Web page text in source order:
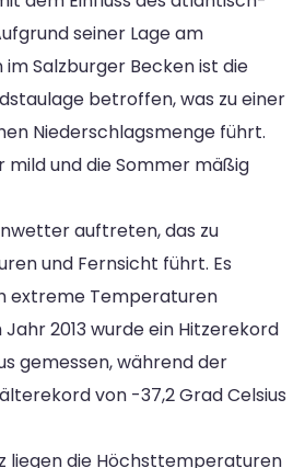
seiner Lage am
Salzburger Becken ist die
betroffen, was zu einer
Niederschlagsmenge führt.
mild und die Sommer mäßig
auftreten, das zu
und Fernsicht führt. Es
extreme Temperaturen
2013 wurde ein Hitzerekord
gemessen, während der
von -37,2 Grad Celsius
liegen die Höchsttemperaturen